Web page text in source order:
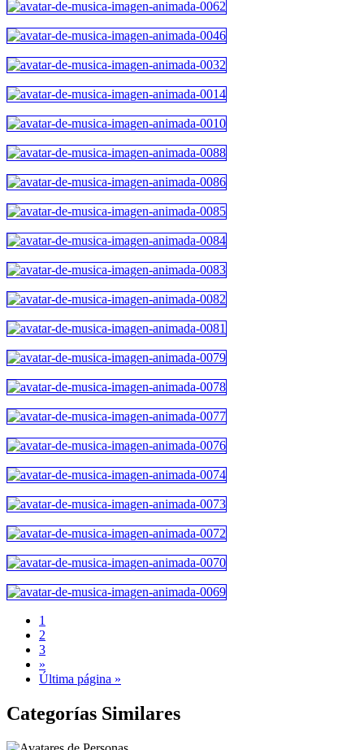
1
2
3
»
Última página »
Categorías Similares